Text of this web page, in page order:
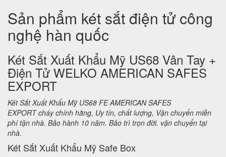
Sản phẩm két sắt điện tử công
nghệ hàn quốc
Két Sắt Xuất Khẩu Mỹ US68 Vân Tay +
Điện Tử WELKO AMERICAN SAFES
EXPORT
Két Sắt Xuất Khẩu Mỹ US68 FE AMERICAN SAFES
EXPORT cháy chính hãng, Uy tín, chất lượng, Vận chuyển miễn
phí tận nhà. Bảo hành 10 năm. Bảo trì trọn đời. vận chuyển tại
nhà.
Két Sắt Xuất Khẩu Mỹ Safe Box